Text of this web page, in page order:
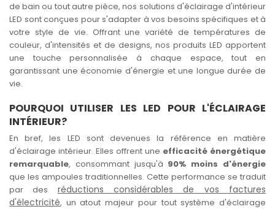
de bain ou tout autre pièce, nos solutions d'éclairage d'intérieur
LED sont conçues pour s'adapter à vos besoins spécifiques et à
votre style de vie. Offrant une variété de températures de
couleur, d'intensités et de designs, nos produits LED apportent
une touche personnalisée à chaque espace, tout en
garantissant une économie d'énergie et une longue durée de
vie.
POURQUOI UTILISER LES LED POUR L'ÉCLAIRAGE
INTÉRIEUR?
En bref, les LED sont devenues la référence en matière
d'éclairage intérieur. Elles offrent une efficacité énergétique
remarquable, consommant jusqu'à 90% moins d'énergie
que les ampoules traditionnelles. Cette performance se traduit
par des réductions considérables de vos factures
d'électricité, un atout majeur pour tout système d'éclairage